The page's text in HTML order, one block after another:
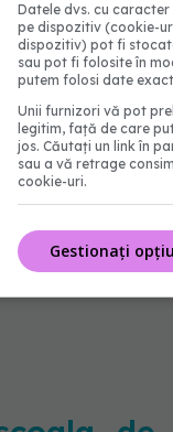
exprimat
pentru a
uitată
medicinei
care trebuie
toamnă. Rafila:
Datele dvs. cu
pe dispozitiv (cookie-
dispozitiv) pot fi
sau pot fi folosite în
putem folosi date
Unii furnizori vă pot
legitim, față de care
jos. Căutați un link în
sau a vă retrage
cookie-uri.
Gestionați